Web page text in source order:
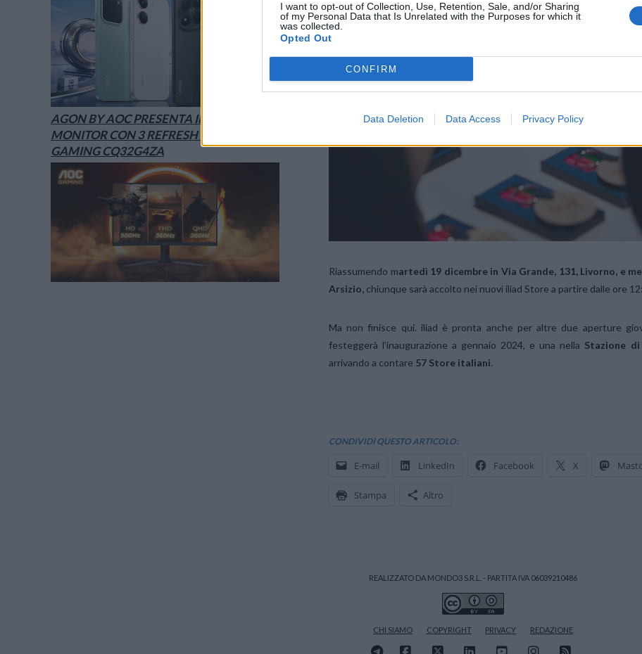
I want to opt-out of Collection, Use, Retention, Sale, and/or Sharing
of my Personal Data that Is Unrelated with the Purposes for which it
was collected.
Opted Out
CONFIRM
Data Deletion Data Access Privacy Policy
Riassumendo martedì 19 dicembre in Via Grande, 131, Livorno, e
Arsizio, chiunque sarà accolto nei nuovi iliad Store a partire dalle ore
Ma non finisce qui. iliad è pronta anche per altre due aperture
festeggerà l’inaugurazione a gennaio 2024, e una nella Stazione di
arrivando a contare 57 Store italiani.
CONDIVIDI QUESTO ARTICOLO:
E-mail LinkedIn Facebook X
Stampa Altro
AGON BY AOC PRESENTA IL NUOVO
MONITOR CON 3 REFRESH RATE: ECCO IL
GAMING CQ32G4ZA
REALIZZATO DA MONDO3 S.R.L. - PARTITA IVA 06039210486
CHI SIAMO COPYRIGHT PRIVACY REDAZIONE